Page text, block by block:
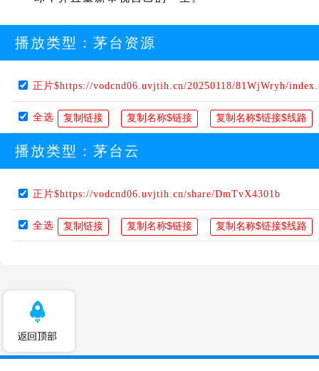
播放类型： 茅台资源
正片$https://vodcnd06.uvjtih.cn/20250118/81WjWryh/
全选
播放类型： 茅台云
正片$https://vodcnd06.uvjtih.cn/share/DmTvX4301b
全选